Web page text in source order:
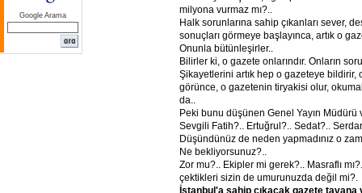
Google Arama
milyona vurmaz mı?..
Halk sorunlarına sahip çıkanları sever,
sonuçları görmeye başlayınca, artık o
Onunla bütünleşirler..
Bilirler ki, o gazete onlarındır. Onların
Şikayetlerini artık hep o gazeteye bildirir,
görünce, o gazetenin tiryakisi olur,
da..
Peki bunu düşünen Genel Yayın Müdürü
Sevgili Fatih?.. Ertuğrul?.. Sedat?..
Düşündünüz de neden yapmadınız o
Ne bekliyorsunuz?..
Zor mu?.. Ekipler mi gerek?.. Masraflı
çektikleri sizin de umurunuzda değil mi?.
İstanbul'a sahip çıkacak gazete tavana